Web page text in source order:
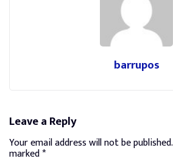
barrupos
Leave a Reply
Your email address will not be published.
marked*